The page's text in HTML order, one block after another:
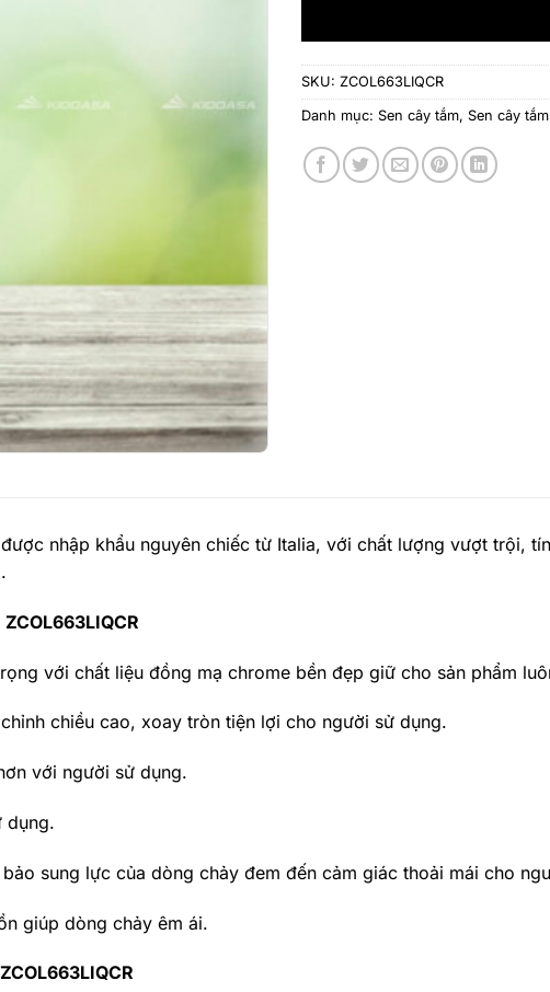
SKU: ZCOL663LIQCR
Danh mục: Sen cây tắm, Sen cây
nhập khẩu nguyên chiếc từ Italia, với chất lượng vượt trội,
với chất liệu đồng mạ chrome bền đẹp giữ cho sản phẩm
chiều cao, xoay tròn tiện lợi cho người sử dụng.
với người sử dụng.
dụng.
sung lực của dòng chảy đem đến cảm giác thoải mái cho
giúp dòng chảy êm ái.